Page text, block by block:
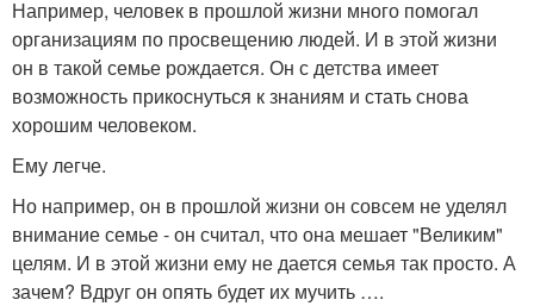
Например, человек в прошлой жизни много помогал
организациям по просвещению людей. И в этой жизни
он в такой семье рождается. Он с детства имеет
возможность прикоснуться к знаниям и стать снова
хорошим человеком.
Ему легче.
Но например, он в прошлой жизни он совсем не уделял
внимание семье - он считал, что она мешает "Великим"
целям. И в этой жизни ему не дается семья так просто. А
зачем? Вдруг он опять будет их мучить ….